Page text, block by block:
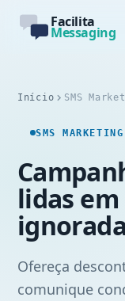
Facilita
Messaging
Início SMS
SMS MARKETING
lidas
Ofereça
comunique